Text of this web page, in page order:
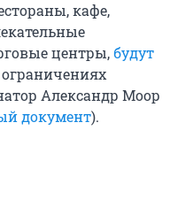
кафе,
центры,будут
Александр Моор
документ).